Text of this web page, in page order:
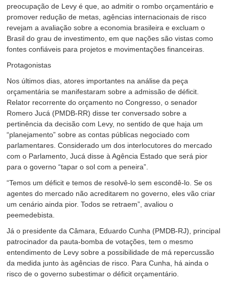
preocupação de Levy é que, ao admitir o rombo orçamentário e
promover redução de metas, agências internacionais de risco
revejam a avaliação sobre a economia brasileira e excluam o
Brasil do grau de investimento, em que nações são vistas como
fontes confiáveis para projetos e movimentações financeiras.
Protagonistas
Nos últimos dias, atores importantes na análise da peça
orçamentária se manifestaram sobre a admissão de déficit.
Relator recorrente do orçamento no Congresso, o senador
Romero Jucá (PMDB-RR) disse ter conversado sobre a
pertinência da decisão com Levy, no sentido de que haja um
“planejamento” sobre as contas públicas negociado com
parlamentares. Considerado um dos interlocutores do mercado
com o Parlamento, Jucá disse à Agência Estado que será pior
para o governo “tapar o sol com a peneira”.
“Temos um déficit e temos de resolvê-lo sem escondê-lo. Se os
agentes do mercado não acreditarem no governo, eles vão criar
um cenário ainda pior. Todos se retraem”, avaliou o
peemedebista.
Já o presidente da Câmara, Eduardo Cunha (PMDB-RJ), principal
patrocinador da pauta-bomba de votações, tem o mesmo
entendimento de Levy sobre a possibilidade de má repercussão
da medida junto às agências de risco. Para Cunha, há ainda o
risco de o governo subestimar o déficit orçamentário.